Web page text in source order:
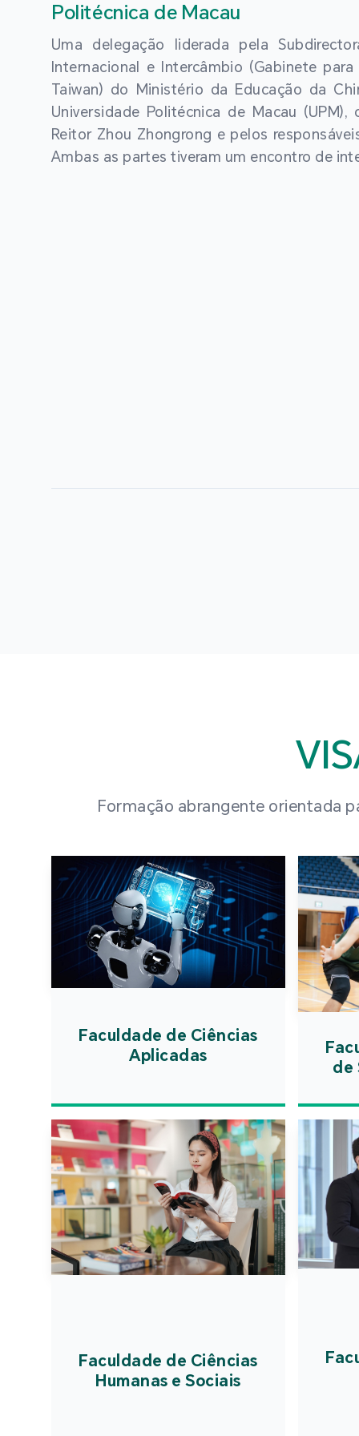
Politécnica de Macau
Uma delegação liderada pela
Internacional e Intercâmbio (Gabinete
Taiwan) do Ministério da Educação da
Universidade Politécnica de Macau
Reitor Zhou Zhongrong e pelos
Ambas as partes tiveram um encontro de
Formação abrangente orientada
Faculdade de Ciências
Aplicadas
de
Faculdade de Ciências
Humanas e Sociais